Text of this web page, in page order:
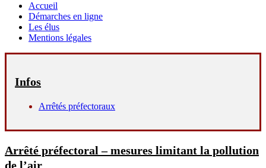
Accueil
Démarches en ligne
Les élus
Mentions légales
Infos
Arrêtés préfectoraux
Arrêté préfectoral – mesures limitant la pollution
de l’air